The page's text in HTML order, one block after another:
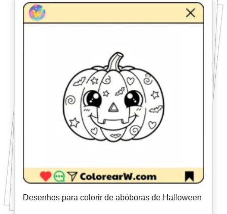
Desenhos para colorir de abóboras de Halloween